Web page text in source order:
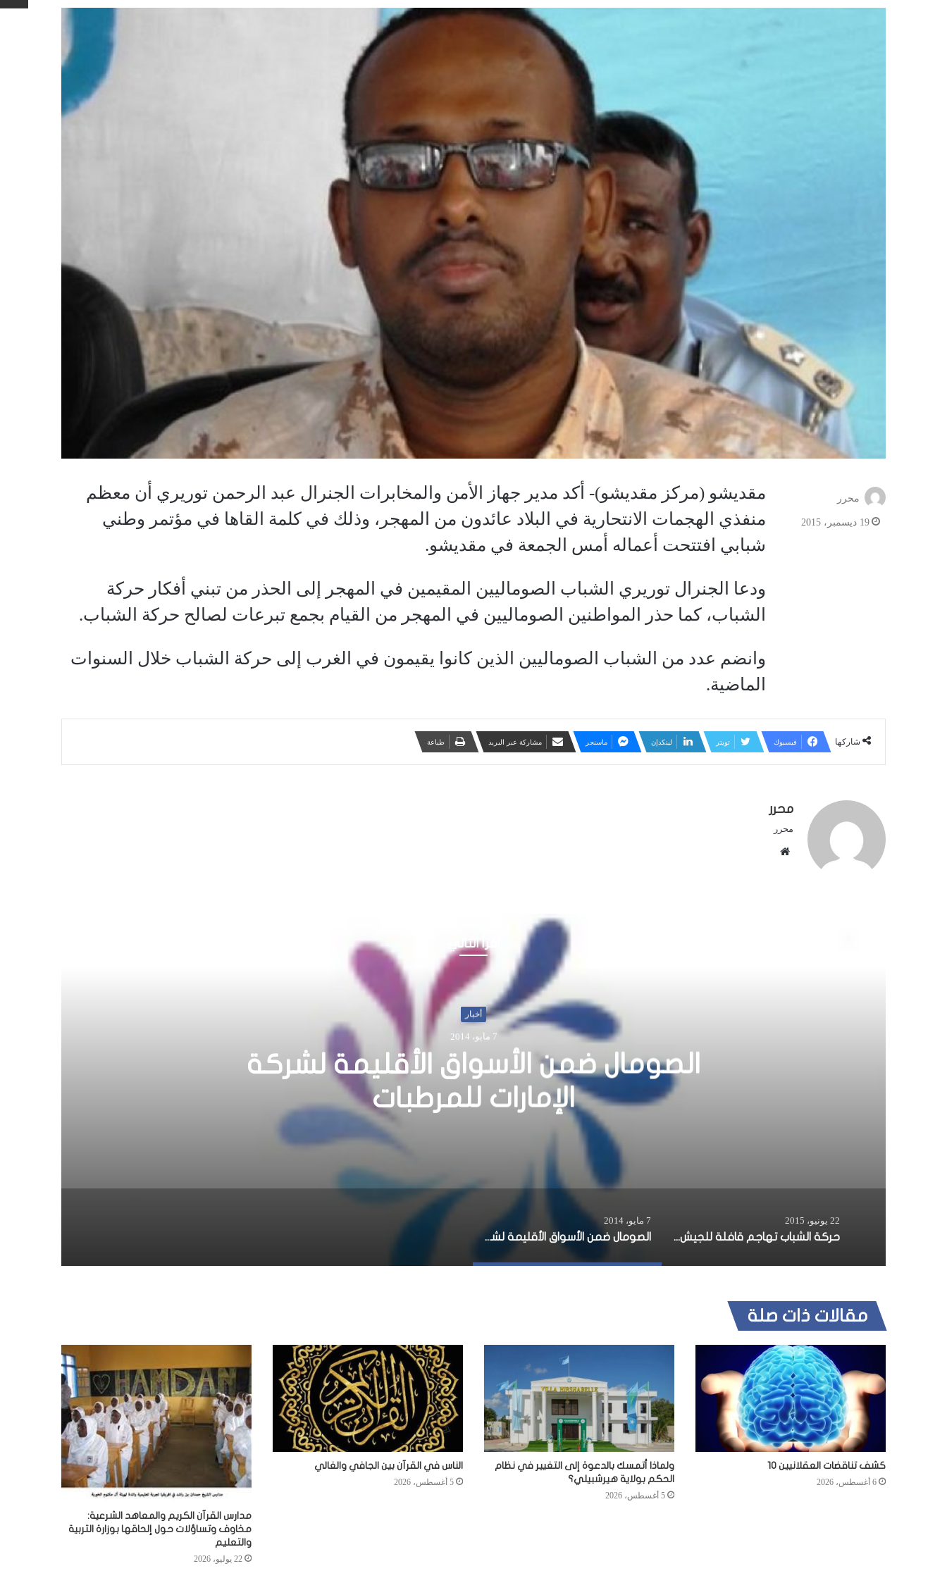
مقديشو (مركز مقديشو)- أكد مدير جهاز الأمن والمخابرات الجنرال عبد الرحمن توريري أن معظم
منفذي الهجمات الانتحارية في البلاد عائدون من المهجر، وذلك في كلمة القاها في مؤتمر وطني
شبابي افتتحت أعماله أمس الجمعة في مقديشو.
ودعا الجنرال توريري الشباب الصوماليين المقيمين في المهجر إلى الحذر من تبني أفكار حركة
الشباب، كما حذر المواطنين الصوماليين في المهجر من القيام بجمع تبرعات لصالح حركة الشباب.
وانضم عدد من الشباب الصوماليين الذين كانوا يقيمون في الغرب إلى حركة الشباب خلال السنوات
الماضية.
محرر
19 ديسمبر، 2015
شاركها فيسبوك تويتر لينكدإن ماسنجر مشاركة عبر البريد طباعة
محرر
محرر
أقرأ التالي
أخبار
22 يونيو، 2015
حركة الشباب تهاجم قافلة للجيش
الكيني في مدينة لامو الكينية
22 يونيو، 2015
حركة الشباب تهاجم قافلة للجيش الكيني في مدينة لامو الكينية
7 مايو، 2014
الصومال ضمن الأسواق الأقليمة لشركة الإمارات للمرطبات
مقالات ذات صلة
كشف تناقضات العقلانيين 10
6 أغسطس، 2026
ولماذا أتمسك بالدعوة إلى التغيير في نظام
الحكم بولاية هيرشبيلي؟
5 أغسطس، 2026
الناس في القرآن بين الجافي والغالي
5 أغسطس، 2026
مدارس القرآن الكريم والمعاهد الشرعية:
مخاوف وتساؤلات حول إلحاقها بوزارة التربية
والتعليم
22 يوليو، 2026